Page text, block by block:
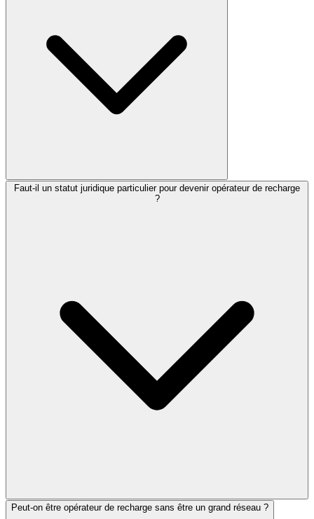
Faut-il un statut juridique particulier pour devenir opérateur de recharge
?
Peut-on être opérateur de recharge sans être un grand réseau ?